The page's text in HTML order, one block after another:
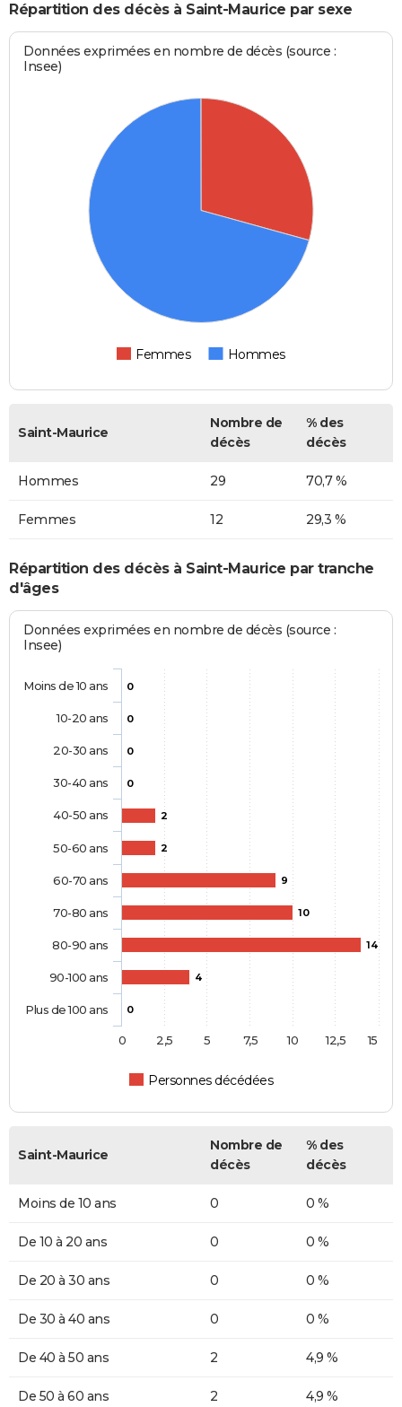
Répartition des décès à Saint-Maurice par sexe
Données exprimées en nombre de décès (source :
Insee)
Femmes Hommes
Saint-Maurice
Nombre de
décès
% des
décès
Hommes 29 70,7 %
Femmes 12 29,3 %
Répartition des décès à Saint-Maurice par tranche
d'âges
Données exprimées en nombre de décès (source :
Insee)
0
0
0
0
2
2
9
10
14
4
0
Personnes décédées
Moins de 10 ans
10-20 ans
20-30 ans
30-40 ans
40-50 ans
50-60 ans
60-70 ans
70-80 ans
80-90 ans
90-100 ans
Plus de 100 ans
0 2,5 5 7,5 10 12,5 15
Saint-Maurice
Nombre de
décès
% des
décès
Moins de 10 ans 0 0 %
De 10 à 20 ans 0 0 %
De 20 à 30 ans 0 0 %
De 30 à 40 ans 0 0 %
De 40 à 50 ans 2 4,9 %
De 50 à 60 ans 2 4,9 %